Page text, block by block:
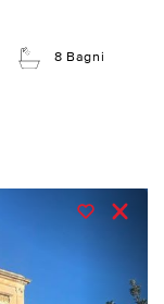
8 Bagni